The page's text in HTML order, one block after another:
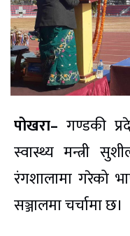
पोखरा– गण्डकी
स्वास्थ्य मन्त्री
रंगशालामा गरेको
सञ्जालमा चर्चामा छ।